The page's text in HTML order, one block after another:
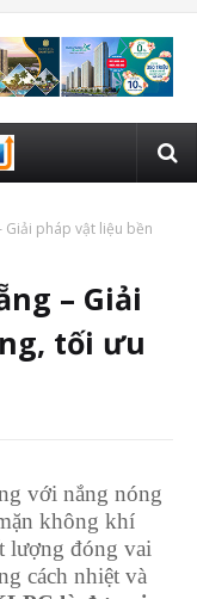
pháp vật liệu bền
– Giải
tối ưu
với nắng nóng
không khí
lượng đóng vai
cách nhiệt và